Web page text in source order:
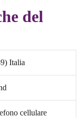
del
Italia
cellulare